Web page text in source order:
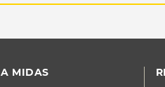
A MIDAS